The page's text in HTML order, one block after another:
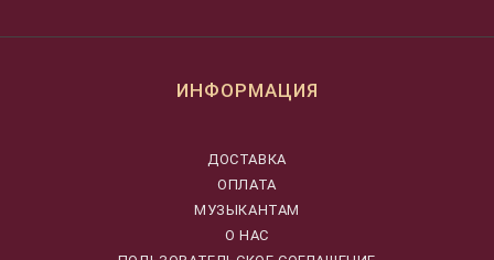
ИНФОРМАЦИЯ
ДОСТАВКА
ОПЛАТА
МУЗЫКАНТАМ
О НАС